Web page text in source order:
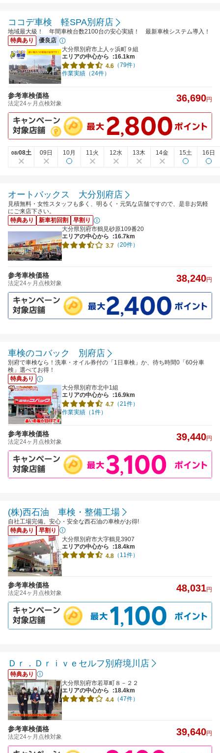
ココデ車検 軽SPA別府店
地域最大級！ 年間車検台数2100台の安心実績！ 最新車検システム導入！
特典あり
優良店
大分県別府市上人ヶ浜町９組
エリアの中心から
:16.1km
4.6 （79件）
作業実績（24件）
参考車検価格
法定24ヶ月点検対象 36,690円
08/08土 09日 10月 11火 12水 13木 14金 15土 16日
オートバックス 大分別府店
見積無料・女性スタッフも多く、明るく・元気な店舗ですので、是非お気軽
にご来店下さい。
特典あり
新車初回割
早割り
大分県別府市鶴見砂原109番20
エリアの中心から
:16.7km
3.7 （20件）
参考車検価格
法定24ヶ月点検対象 38,240円
車検のコバック 別府店
別府で車検なら！洗車・オイル券付の「1日車検」か、待ち時間0「60分車
検」選べてお得！
特典あり
大分県別府市北中1組
エリアの中心から
:16.9km
4.7 （21件）
作業実績（1件）
参考車検価格
法定24ヶ月点検対象 39,440円
(株)西石油 車検・整備工場
自社工場完備。安心・安全な西石油の車検がお得!
特典あり
早割り
大分県別府市大字鶴見3907
エリアの中心から
:18.4km
4.8 （11件）
参考車検価格
法定24ヶ月点検対象 48,031円
Ｄｒ．Ｄｒｉｖｅセルフ別府境川店
特典あり
大分県別府市若草町８－２２
エリアの中心から
:18.4km
4.4 （47件）
参考車検価格
法定24ヶ月点検対象 39,640円